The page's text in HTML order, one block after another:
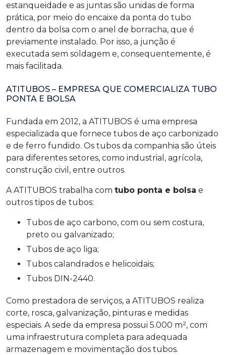
estanqueidade e as juntas são unidas de forma
prática, por meio do encaixe da ponta do tubo
dentro da bolsa com o anel de borracha, que é
previamente instalado. Por isso, a junção é
executada sem soldagem e, consequentemente, é
mais facilitada.
ATITUBOS – EMPRESA QUE COMERCIALIZA TUBO
PONTA E BOLSA
Fundada em 2012, a ATITUBOS é uma empresa
especializada que fornece tubos de aço carbonizado
e de ferro fundido. Os tubos da companhia são úteis
para diferentes setores, como industrial, agrícola,
construção civil, entre outros.
A ATITUBOS trabalha com tubo ponta e bolsa e
outros tipos de tubos:
tubos de aço carbono, com ou sem costura,
preto ou galvanizado;
tubos de aço liga;
tubos calandrados e helicoidais;
tubos DIN-2440.
Como prestadora de serviços, a ATITUBOS realiza
corte, rosca, galvanização, pinturas e medidas
especiais. A sede da empresa possui 5.000 m², com
uma infraestrutura completa para adequada
armazenagem e movimentação dos tubos.